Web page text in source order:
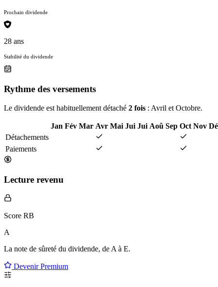
Prochain dividende
28 ans
Stabilité du dividende
Rythme des versements
Le dividende est habituellement détaché 2 fois : Avril et Octobre.
Jan Fév Mar Avr Mai Jui Jui Aoû Sep Oct Nov
Détachements
Paiements
Lecture revenu
Score RB
A
La note de sûreté du dividende, de A à E.
Devenir Premium